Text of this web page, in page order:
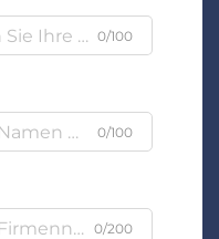
0/100
0/100
0/200